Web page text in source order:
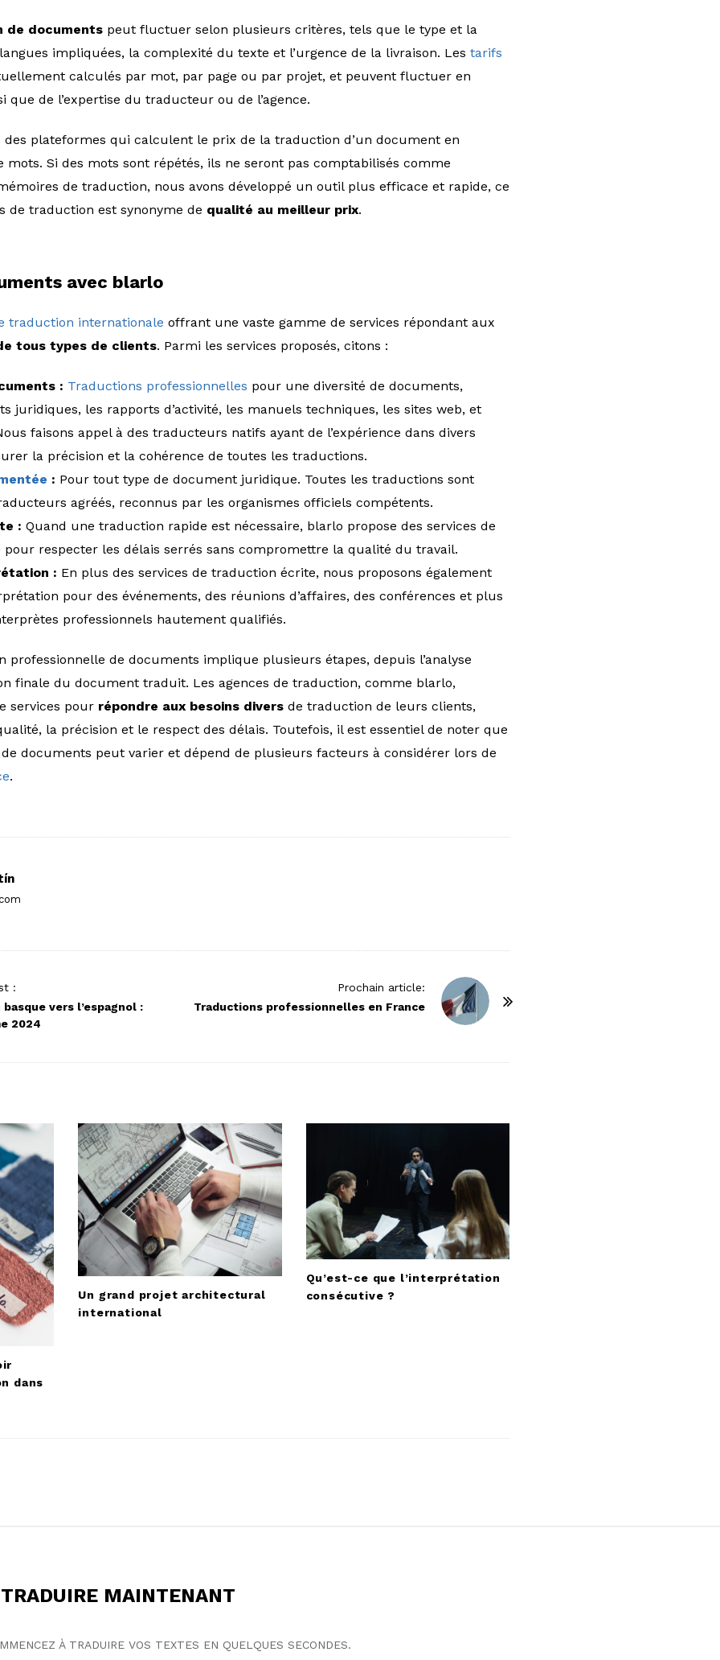
de documents peut fluctuer selon plusieurs critères, tels que le type et la
impliquées, la complexité du texte et l’urgence de la livraison. Les tarifs
calculés par mot, par page ou par projet, et peuvent fluctuer en
de l’expertise du traducteur ou de l’agence.
des plateformes qui calculent le prix de la traduction d’un document en
Si des mots sont répétés, ils ne seront pas comptabilisés comme
de traduction, nous avons développé un outil plus efficace et rapide, ce
de traduction est synonyme de qualité au meilleur prix.
avec blarlo
traduction internationale offrant une vaste gamme de services répondant aux
tous types de clients. Parmi les services proposés, citons :
: Traductions professionnelles pour une diversité de documents,
juridiques, les rapports d’activité, les manuels techniques, les sites web, et
faisons appel à des traducteurs natifs ayant de l’expérience dans divers
la précision et la cohérence de toutes les traductions.
: Pour tout type de document juridique. Toutes les traductions sont
agréés, reconnus par les organismes officiels compétents.
: Quand une traduction rapide est nécessaire, blarlo propose des services de
respecter les délais serrés sans compromettre la qualité du travail.
: En plus des services de traduction écrite, nous proposons également
pour des événements, des réunions d’affaires, des conférences et plus
professionnels hautement qualifiés.
professionnelle de documents implique plusieurs étapes, depuis l’analyse
finale du document traduit. Les agences de traduction, comme blarlo,
services pour répondre aux besoins divers de traduction de leurs clients,
la précision et le respect des délais. Toutefois, il est essentiel de noter que
documents peut varier et dépend de plusieurs facteurs à considérer lors de
.
:
vers l’espagnol :
2024
Prochain article:
Traductions professionnelles en France
dans
Un grand projet architectural
international
Qu’est-ce que l’interprétation
consécutive ?
MAINTENANT
À TRADUIRE VOS TEXTES EN QUELQUES SECONDES.